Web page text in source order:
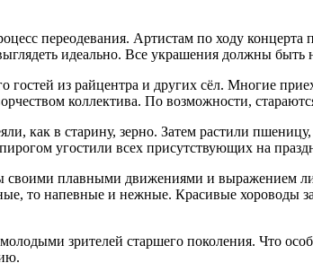
переодевания. Артистам по ходу концерта
идеально. Все украшения должны быть
из райцентра и других сёл. Многие
коллектива. По возможности,
как в старину, зерно. Затем растили
угостили всех присутствующих на
плавными движениями и выражением
то напевные и нежные. Красивые хороводы
зрителей старшего поколения. Что